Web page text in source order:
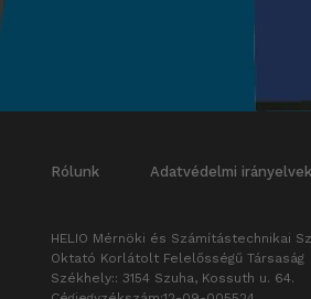
Rólunk Adatvédelmi irányelvek
HELIO Mérnöki és Számítástechnikai
Oktató Korlátolt Felelősségű Társaság
Székhely:: 3154 Szuha, Kossuth u. 64.